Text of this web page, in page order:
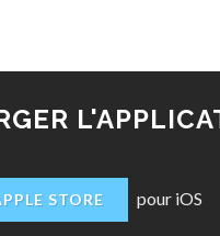
STORE pour